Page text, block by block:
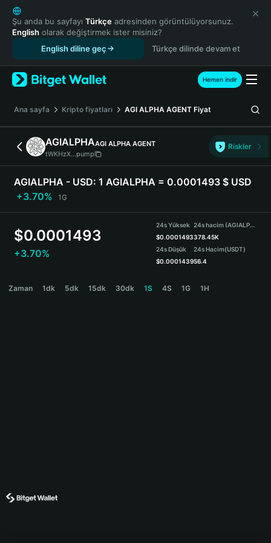
English
日本語
Tiếng Việt
Español (Latinoamérica)
Türkçe
Français
Deutsch
简体中文
繁體中文
Português (Portugal)
Bahasa Indonesia
ภาษาไทย
हिन्दी
Español
Português (Brasil)
Şu anda bu sayfayı Türkçe adresinden görüntülüyorsunuz.
English olarak değiştirmek ister misiniz?
English diline geç
Türkçe dilinde devam et
Hemen indir
Ana sayfa Kripto fiyatları AGI ALPHA AGENT Fiyat
AGIALPHAAGI ALPHA AGENT
tWKHzX...pump
Riskler
AGIALPHA - USD: 1 AGIALPHA = 0.0001493 $ USD
+3.70%
1G
$0.0001493
+3.70%
24s Yüksek
$0.0001493
24s Düşük
$0.0001439
24s hacim (AGIALPHA)
378.45K
24s Hacim(USDT)
56.4
Zaman 1dk 5dk 15dk 30dk 1S 4S 1G 1H